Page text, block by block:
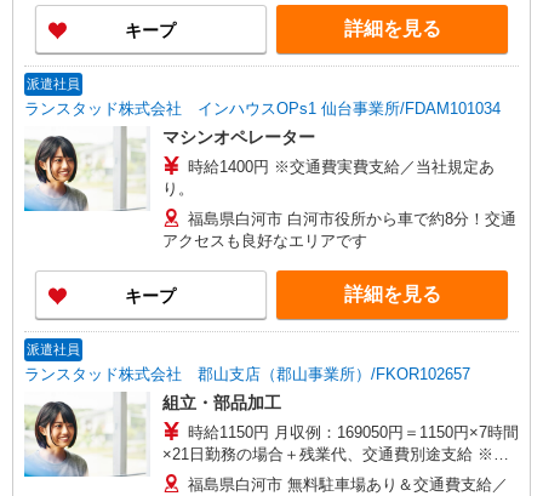
キープ 詳細を見る
派遣社員
ランスタッド株式会社 インハウスOPs1 仙台事業所/FDAM101034
マシンオペレーター
時給1400円 ※交通費実費支給／当社規定あ
り。
福島県白河市 白河市役所から車で約8分！交通
アクセスも良好なエリアです
キープ 詳細を見る
派遣社員
ランスタッド株式会社 郡山支店（郡山事業所）/FKOR102657
組立・部品加工
時給1150円 月収例：169050円＝1150円×7時間
×21日勤務の場合＋残業代、交通費別途支給 ※交
通費実費支給／当社規定あり。
福島県白河市 無料駐車場あり＆交通費支給／